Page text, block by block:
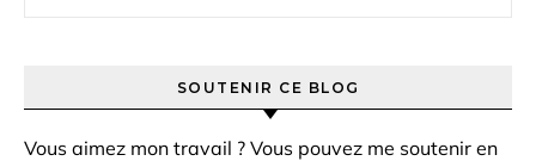
SOUTENIR CE BLOG
Vous aimez mon travail ? Vous pouvez me soutenir en